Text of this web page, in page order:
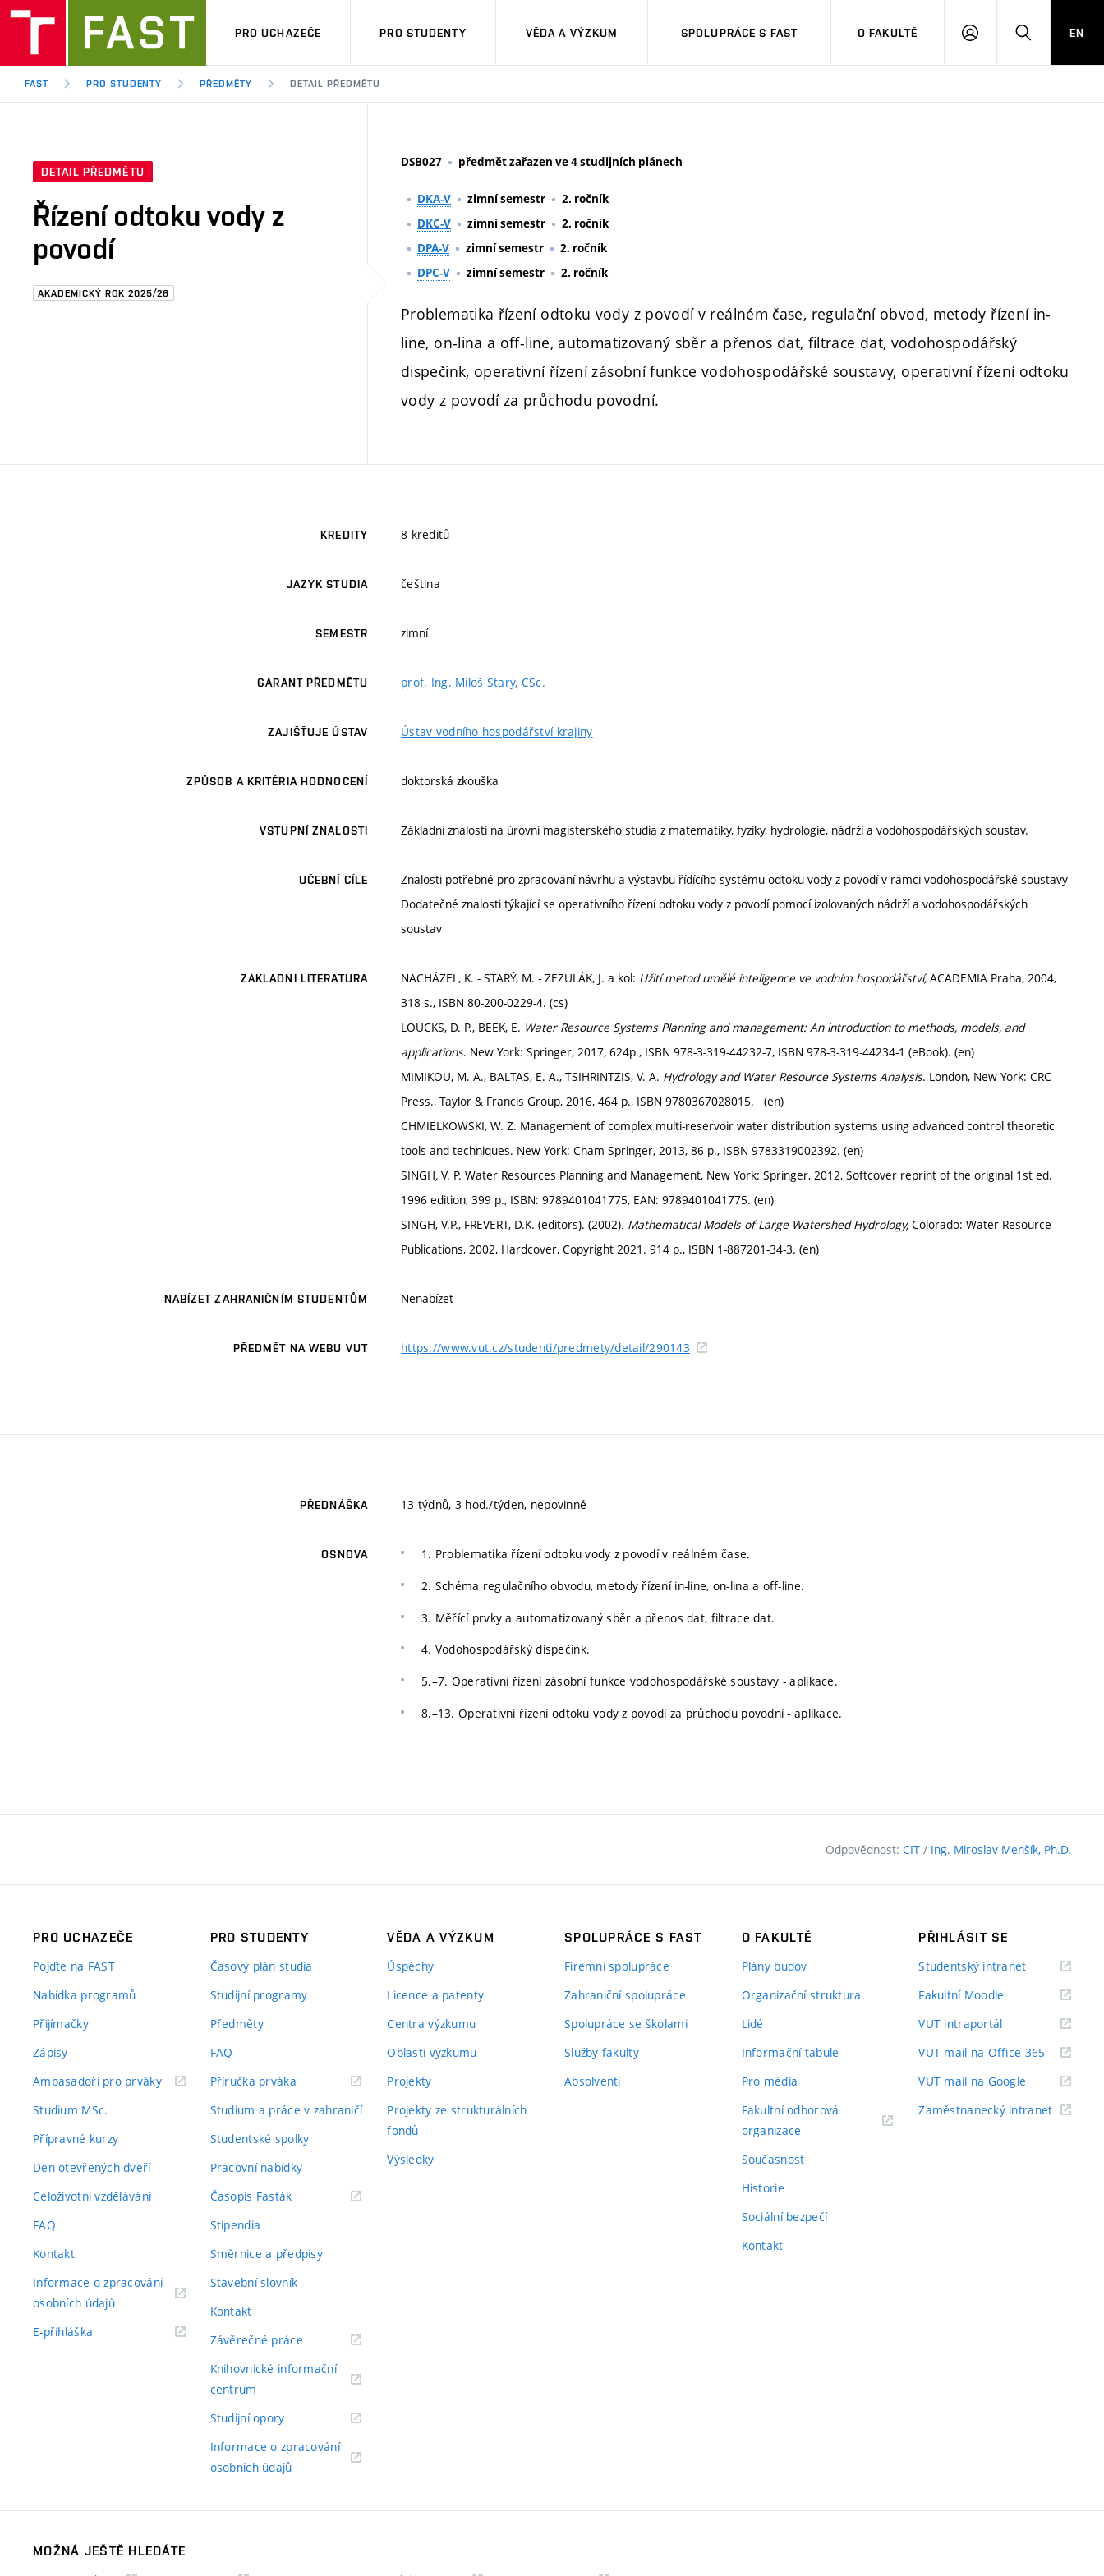
PRO UCHAZEČE PRO STUDENTY VĚDA A VÝZKUM SPOLUPRÁCE S FAST O FAKULTĚ
PŘIHLÁSITHLEDAT
EN
FAST PRO STUDENTY PŘEDMĚTY DETAIL PŘEDMĚTU
DETAIL PŘEDMĚTU
Řízení odtoku vody z
povodí
AKADEMICKÝ ROK 2025/26
DSB027 předmět zařazen ve 4 studijních plánech
DKA-V zimní semestr
2. ročník
DKC-V
zimní semestr
2. ročník
DPA-V
zimní semestr
2. ročník
DPC-V
zimní semestr 2. ročník
Problematika řízení odtoku vody z povodí v reálném čase, regulační obvod, metody řízení in-
line, on-lina a off-line, automatizovaný sběr a přenos dat, filtrace dat, vodohospodářský
dispečink, operativní řízení zásobní funkce vodohospodářské soustavy, operativní řízení odtoku
vody z povodí za průchodu povodní.
KREDITY 8 kreditů
JAZYK STUDIA čeština
SEMESTR zimní
GARANT PŘEDMĚTU prof. Ing. Miloš Starý, CSc.
ZAJIŠŤUJE ÚSTAV Ústav vodního hospodářství krajiny
ZPŮSOB A KRITÉRIA HODNOCENÍ doktorská zkouška
VSTUPNÍ ZNALOSTI Základní znalosti na úrovni magisterského studia z matematiky, fyziky, hydrologie, nádrží a vodohospodářských soustav.
UČEBNÍ CÍLE
Znalosti potřebné pro zpracování návrhu a výstavbu řídícího systému odtoku vody z povodí v rámci vodohospodářské soustavy
Dodatečné znalosti týkající se operativního řízení odtoku vody z povodí pomocí izolovaných nádrží a vodohospodářských
soustav
ZÁKLADNÍ LITERATURA NACHÁZEL, K. - STARÝ, M. - ZEZULÁK, J. a kol: Užití metod umělé inteligence ve vodním hospodářství,ACADEMIA Praha, 2004,
318 s., ISBN 80-200-0229-4. (cs)
LOUCKS, D. P., BEEK, E. Water Resource Systems Planning and management: An introduction to methods, models, and
applications. New York: Springer, 2017, 624p., ISBN 978-3-319-44232-7, ISBN 978-3-319-44234-1 (eBook). (en)
MIMIKOU, M. A., BALTAS, E. A., TSIHRINTZIS, V. A. Hydrology and Water Resource Systems Analysis. London, New York: CRC
Press., Taylor & Francis Group, 2016, 464 p., ISBN 9780367028015. (en)
CHMIELKOWSKI, W. Z. Management of complex multi-reservoir water distribution systems using advanced control theoretic
tools and techniques. New York: Cham Springer, 2013, 86 p., ISBN 9783319002392. (en)
SINGH, V. P. Water Resources Planning and Management, New York: Springer, 2012, Softcover reprint of the original 1st ed.
1996 edition, 399 p., ISBN: 9789401041775, EAN: 9789401041775. (en)
SINGH, V.P., FREVERT, D.K. (editors). (2002). Mathematical Models of Large Watershed Hydrology, Colorado: Water Resource
Publications, 2002, Hardcover, Copyright 2021. 914 p., ISBN 1-887201-34-3. (en)
NABÍZET ZAHRANIČNÍM STUDENTŮM Nenabízet
PŘEDMĚT NA WEBU VUT https://www.vut.cz/studenti/predmety/detail/290143
PŘEDNÁŠKA 13 týdnů, 3 hod./týden, nepovinné
OSNOVA 1. Problematika řízení odtoku vody z povodí v reálném čase.
2. Schéma regulačního obvodu, metody řízení in-line, on-lina a off-line.
3. Měřící prvky a automatizovaný sběr a přenos dat, filtrace dat.
4. Vodohospodářský dispečink.
5.–7. Operativní řízení zásobní funkce vodohospodářské soustavy - aplikace.
8.–13. Operativní řízení odtoku vody z povodí za průchodu povodní - aplikace.
Odpovědnost: CIT / Ing. Miroslav Menšík, Ph.D.
PRO UCHAZEČE
Pojďte na FAST
Nabídka programů
Přijímačky
Zápisy
Ambasadoři pro prváky(externí
Studium MSc.
Přípravné kurzy
Den otevřených dveří
Celoživotní vzdělávání
FAQ
Kontakt
Informace o zpracování
osobních údajů(externí
E-přihláška
PRO STUDENTY
Časový plán studia
Studijní programy
Předměty
FAQ
Příručka prváka(externí
Studium a práce v zahraničí
Studentské spolky
Pracovní nabídky
Časopis Fasťák(externí
Stipendia
Směrnice a předpisy
Stavební slovník
Kontakt
Závěrečné práce(externí
Knihovnické informační
centrum
Studijní opory(externí
Informace o zpracování
osobních údajů(externí
VĚDA A VÝZKUM
Úspěchy
Licence a patenty
Centra výzkumu
Oblasti výzkumu
Projekty
Projekty ze strukturálních
fondů
Výsledky
SPOLUPRÁCE S FAST
Firemní spolupráce
Zahraniční spolupráce
Spolupráce se školami
Služby fakulty
Absolventi
O FAKULTĚ
Plány budov
Organizační struktura
Lidé
Informační tabule
Pro média
Fakultní odborová
organizace
Současnost
Historie
Sociální bezpečí
Kontakt
PŘIHLÁSIT SE
Studentský intranet(externí
Fakultní Moodle
VUT intraportál(externí
VUT mail na Office 365 (externí
odkaz)
VUT mail na Google (externí
Zaměstnanecký intranet(externí
MOŽNÁ JEŠTĚ HLEDÁTE